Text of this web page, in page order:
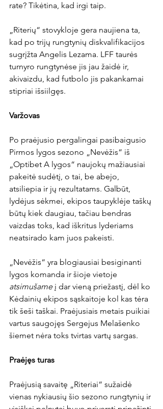
rate? Tikėtina, kad irgi taip.
„Riterių“ stovykloje gera naujiena ta,
kad po trijų rungtynių diskvalifikacijos
sugrįžta Angelis Lezama. LFF taurės
turnyro rungtynėse jis jau žaidė ir,
akivaizdu, kad futbolo jis pakankamai
stipriai išsiilgęs.
Varžovas
Po praėjusio pergalingai pasibaigusio
Pirmos lygos sezono „Nevėžis“ iš
„Optibet A lygos“ naujokų mažiausiai
pakeitė sudėtį, o tai, be abejo,
atsiliepia ir jų rezultatams. Galbūt,
lydėjus sėkmei, ekipos taupyklėje taškų
būtų kiek daugiau, tačiau bendras
vaizdas toks, kad iškritus lyderiams
neatsirado kam juos pakeisti.
„Nevėžis“ yra blogiausiai besiginanti
lygos komanda ir šioje vietoje
atsimušame į dar vieną priežastį, dėl ko
Kėdainių ekipos sąskaitoje kol kas tėra
tik šeši taškai. Praėjusiais metais puikiai
vartus saugojęs Sergejus Melašenko
šiemet nėra toks tvirtas vartų sargas.
Praėjęs turas
Praėjusią savaitę „Riteriai“ sužaidė
vienas nykiausių šio sezono rungtynių ir